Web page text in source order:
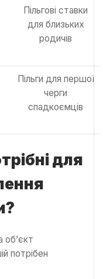
термінах
Пільгові ставки
для близьких
родичів
Пільги для першої
черги
спадкоємців
для
об’єкт
потрібен